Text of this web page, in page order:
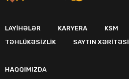
LAYIHƏLƏR KARYERA KSM
TƏHLÜKƏSIZLIK
SAYTIN XƏRITƏSI
HAQQIMIZDA